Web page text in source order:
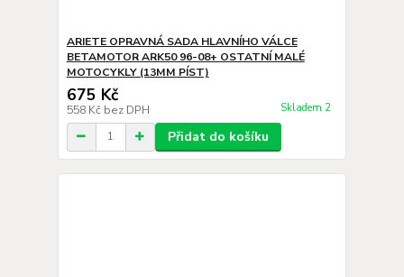
ARIETE OPRAVNÁ SADA HLAVNÍHO VÁLCE
BETAMOTOR ARK50 96-08+ OSTATNÍ MALÉ
MOTOCYKLY (13MM PÍST)
675 Kč
558 Kč bez DPH Skladem 2
Přidat do košíku